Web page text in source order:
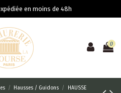
en moins de 48h
0
Hausses / Guidons
HAUSSE